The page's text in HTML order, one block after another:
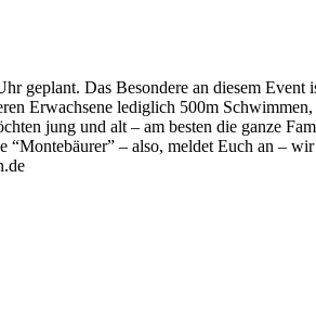
geplant. Das Besondere an diesem Event
Erwachsene lediglich 500m
jung und alt – am besten die ganze
– also, meldet Euch an –